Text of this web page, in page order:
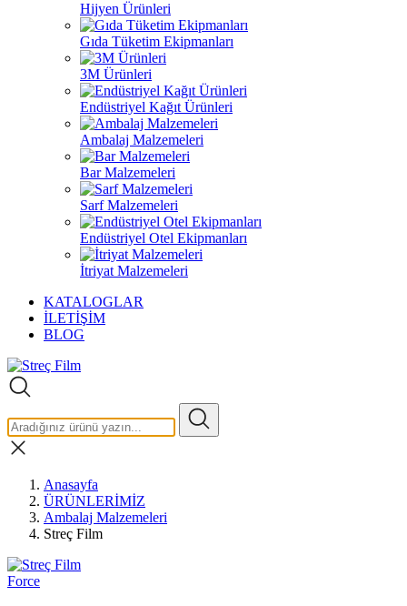
Hijyen Ürünleri
Gıda Tüketim Ekipmanları
3M Ürünleri
Endüstriyel Kağıt Ürünleri
Ambalaj Malzemeleri
Bar Malzemeleri
Sarf Malzemeleri
Endüstriyel Otel Ekipmanları
İtriyat Malzemeleri
KATALOGLAR
İLETİŞİM
BLOG
Anasayfa
ÜRÜNLERİMİZ
Ambalaj Malzemeleri
Streç Film
Force